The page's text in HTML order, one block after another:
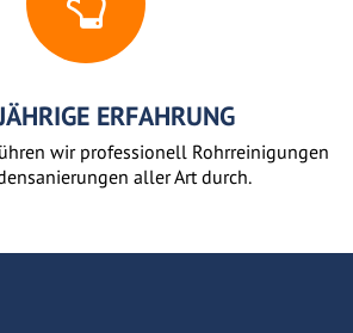
ERFAHRUNG
wir professionell Rohrreinigungen
aller Art durch.